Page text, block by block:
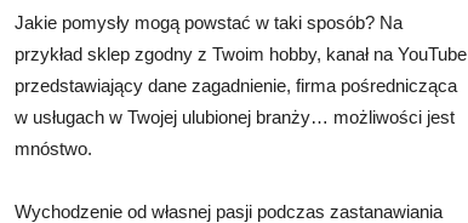
Jakie pomysły mogą powstać w taki sposób? Na
przykład sklep zgodny z Twoim hobby, kanał na YouTube
przedstawiający dane zagadnienie, firma pośrednicząca
w usługach w Twojej ulubionej branży… możliwości jest
mnóstwo.
Wychodzenie od własnej pasji podczas zastanawiania